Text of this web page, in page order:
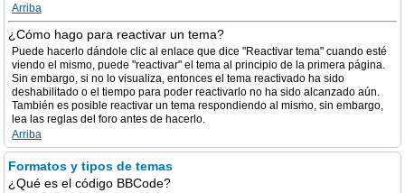
Arriba
¿Cómo hago para reactivar un tema?
Puede hacerlo dándole clic al enlace que dice "Reactivar tema" cuando esté
viendo el mismo, puede "reactivar" el tema al principio de la primera página.
Sin embargo, si no lo visualiza, entonces el tema reactivado ha sido
deshabilitado o el tiempo para poder reactivarlo no ha sido alcanzado aún.
También es posible reactivar un tema respondiendo al mismo, sin embargo,
lea las reglas del foro antes de hacerlo.
Arriba
Formatos y tipos de temas
¿Qué es el código BBCode?